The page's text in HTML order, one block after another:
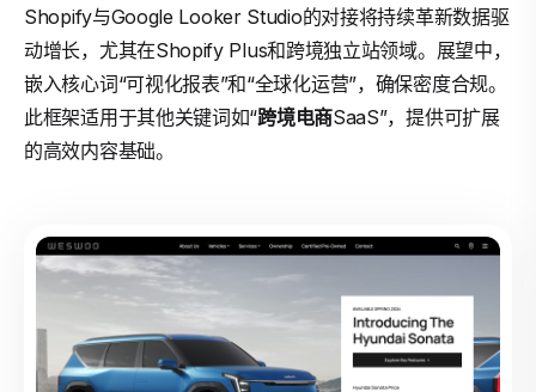
Shopify与Google Looker Studio的对接将持续革新数据驱
动增长，尤其在Shopify Plus和跨境独立站领域。展望中，
嵌入核心词“可视化报表”和“全球化运营”，确保密度合规。
此框架适用于其他关键词如“跨境电商SaaS”，提供可扩展
的高效内容基础。